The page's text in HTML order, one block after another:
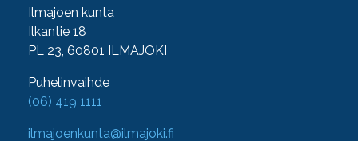
Ilmajoen kunta
Ilkantie 18
PL 23, 60801 ILMAJOKI
Puhelinvaihde
(06) 419 1111
ilmajoenkunta@ilmajoki.fi